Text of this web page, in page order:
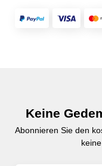
Keine
Abonnieren Sie den